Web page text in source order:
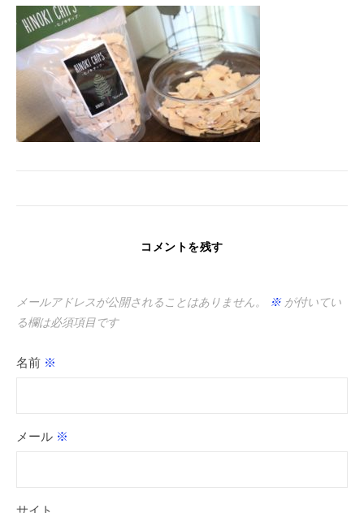
コメントを残す
メールアドレスが公開されることはありません。 ※が付いてい
る欄は必須項目です
名前 ※
メール ※
サイト